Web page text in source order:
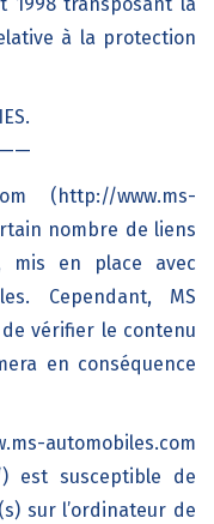
1998 transposant la
à la protection
(http://www.ms-
nombre de liens
mis en place avec
Cependant, MS
vérifier le contenu
en conséquence
automobiles.com
) est susceptible de
sur l’ordinateur de